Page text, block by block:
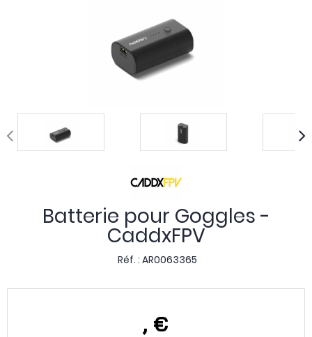
Batterie pour Goggles -
CaddxFPV
Réf. : AR0063365
, €